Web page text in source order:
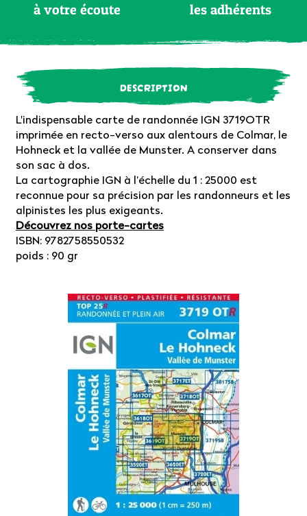
à votre écoute
les adhérents
DESCRIPTION
L'indispensable carte de randonnée IGN 3719OTR
imprimée en recto-verso aux alentours de Colmar, le
Hohneck et la vallée de Munster. A conserver dans
son sac à dos.
La cartographie IGN à l’échelle du 1 : 25000 est
reconnue pour sa précision par les randonneurs et les
alpinistes les plus exigeants.
Découvrez nos porte-cartes
ISBN: 9782758550532
poids : 90 gr